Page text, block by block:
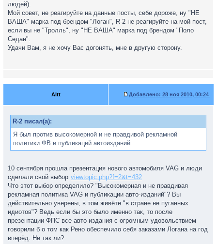
людей).
Мой совет, не реагируйте на данные посты, себе дороже, ну "НЕ
ВАША" марка под брендом "Логан", R-2 не реагируйте на мой пост,
если вы не "Тролль", ну "НЕ ВАША" марка под брендом "Поло
Седан".
Удачи Вам, я не хочу Вас догонять, мне в другую сторону.
Altt Добавлено: 28 ноя 2010, 00:24
R-2 писал(а):
Я был против высокомерной и не правдивой рекламной
политики ФВ и публикаций автоизданий.
10 сентября прошла презентация нового автомобиля VAG и люди
сделали свой выбор viewtopic.php?f=2&t=432
Что этот выбор определило? "Высокомерная и не правдивая
рекламная политика VAG и публикации авто-изданий"? Вы
действительно уверены, в том живёте "в стране не пуганных
идиотов"? Ведь если бы это было именно так, то после
презентации ФПС все авто-издания с огромным удовольствием
говорили б о том как Рено обеспечило себя заказами Логана на год
вперёд. Не так ли?